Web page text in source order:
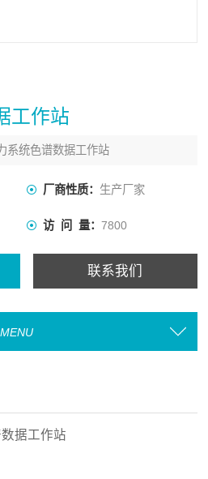
工作站
系统色谱数据工作站
厂商性质： 生产厂家
访 问 量： 7800
联系我们
据工作站